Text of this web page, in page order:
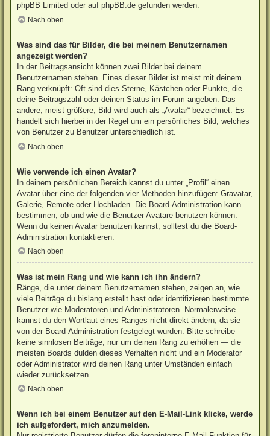
phpBB Limited oder aufphpBB.de gefunden werden.
Nach oben
Was sind das für Bilder, die bei meinem Benutzernamen
angezeigt werden?
In der Beitragsansicht können zwei Bilder bei deinem
Benutzernamen stehen. Eines dieser Bilder ist meist mit deinem
Rang verknüpft: Oft sind dies Sterne, Kästchen oder Punkte, die
deine Beitragszahl oder deinen Status im Forum angeben. Das
andere, meist größere, Bild wird auch als „Avatar“ bezeichnet. Es
handelt sich hierbei in der Regel um ein persönliches Bild, welches
von Benutzer zu Benutzer unterschiedlich ist.
Nach oben
Wie verwende ich einen Avatar?
In deinem persönlichen Bereich kannst du unter „Profil“ einen
Avatar über eine der folgenden vier Methoden hinzufügen: Gravatar,
Galerie, Remote oder Hochladen. Die Board-Administration kann
bestimmen, ob und wie die Benutzer Avatare benutzen können.
Wenn du keinen Avatar benutzen kannst, solltest du die Board-
Administration kontaktieren.
Nach oben
Was ist mein Rang und wie kann ich ihn ändern?
Ränge, die unter deinem Benutzernamen stehen, zeigen an, wie
viele Beiträge du bislang erstellt hast oder identifizieren bestimmte
Benutzer wie Moderatoren und Administratoren. Normalerweise
kannst du den Wortlaut eines Ranges nicht direkt ändern, da sie
von der Board-Administration festgelegt wurden. Bitte schreibe
keine sinnlosen Beiträge, nur um deinen Rang zu erhöhen — die
meisten Boards dulden dieses Verhalten nicht und ein Moderator
oder Administrator wird deinen Rang unter Umständen einfach
wieder zurücksetzen.
Nach oben
Wenn ich bei einem Benutzer auf den E-Mail-Link klicke, werde
ich aufgefordert, mich anzumelden.